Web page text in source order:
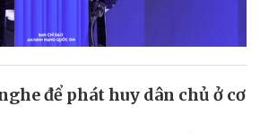
để phát huy dân chủ ở cơ